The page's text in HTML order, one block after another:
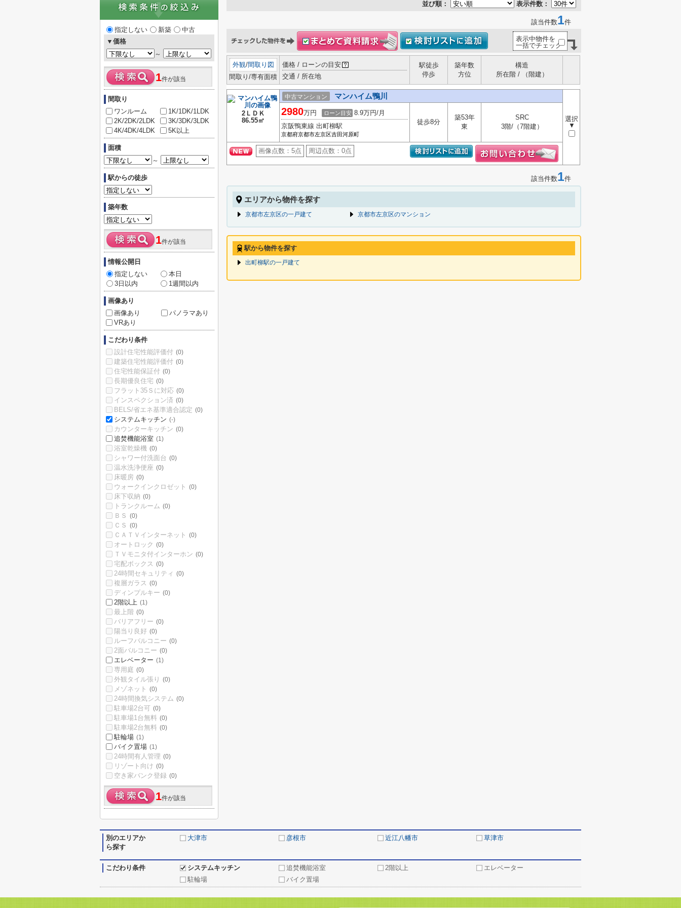
並び順： 表示件数：
該当件数1件
表示中物件を
一括でチェック
外観/間取り図
間取り/専有面積
価格 / ローンの目安
交通 / 所在地
駅徒歩
停歩
築年数
方位
構造
所在階 / （階建）
2ＬＤＫ
86.55㎡
中古マンション マンハイム鴨川
選択
▼
2980万円 ローン目安 8.9万円/月
京阪鴨東線 出町柳駅
京都府京都市左京区吉田河原町
徒歩8分
築53年
東
SRC
3階/（7階建）
画像点数： 5点 周辺点数： 0点
該当件数1件
エリアから物件を探す
京都市左京区の一戸建て 京都市左京区のマンション
駅から物件を探す
出町柳駅の一戸建て
指定しない 新築
中古
▼価格
～
1件が該当
間取り
ワンルーム
1K/1DK/1LDK
2K/2DK/2LDK
3K/3DK/3LDK
4K/4DK/4LDK
5K以上
面積
～
駅からの徒歩
築年数
1件が該当
情報公開日
指定しない
本日
3日以内
1週間以内
画像あり
画像あり
パノラマあり
VRあり
こだわり条件
設計住宅性能評価付 (0)
建築住宅性能評価付 (0)
住宅性能保証付 (0)
長期優良住宅 (0)
フラット35Ｓに対応 (0)
インスペクション済 (0)
BELS/省エネ基準適合認定 (0)
システムキッチン (-)
カウンターキッチン (0)
追焚機能浴室 (1)
浴室乾燥機 (0)
シャワー付洗面台 (0)
温水洗浄便座 (0)
床暖房 (0)
ウォークインクロゼット (0)
床下収納 (0)
トランクルーム (0)
ＢＳ (0)
ＣＳ (0)
ＣＡＴＶインターネット (0)
オートロック (0)
ＴＶモニタ付インターホン (0)
宅配ボックス (0)
24時間セキュリティ (0)
複層ガラス (0)
ディンプルキー (0)
2階以上 (1)
最上階 (0)
バリアフリー (0)
陽当り良好 (0)
ルーフバルコニー (0)
2面バルコニー (0)
エレベーター (1)
専用庭 (0)
外観タイル張り (0)
メゾネット (0)
24時間換気システム (0)
駐車場2台可 (0)
駐車場1台無料 (0)
駐車場2台無料 (0)
駐輪場 (1)
バイク置場 (1)
24時間有人管理 (0)
リゾート向け (0)
空き家バンク登録 (0)
1件が該当
別のエリアか
ら探す
大津市 彦根市 近江八幡市 草津市
こだわり条件 システムキッチン 追焚機能浴室 2階以上
エレベーター
駐輪場
バイク置場